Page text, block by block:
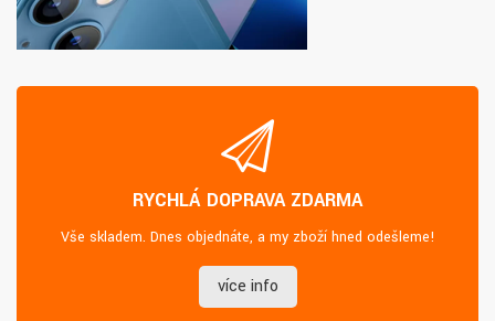
RYCHLÁ DOPRAVA ZDARMA
Vše skladem. Dnes objednáte, a my zboží hned odešleme!
více info